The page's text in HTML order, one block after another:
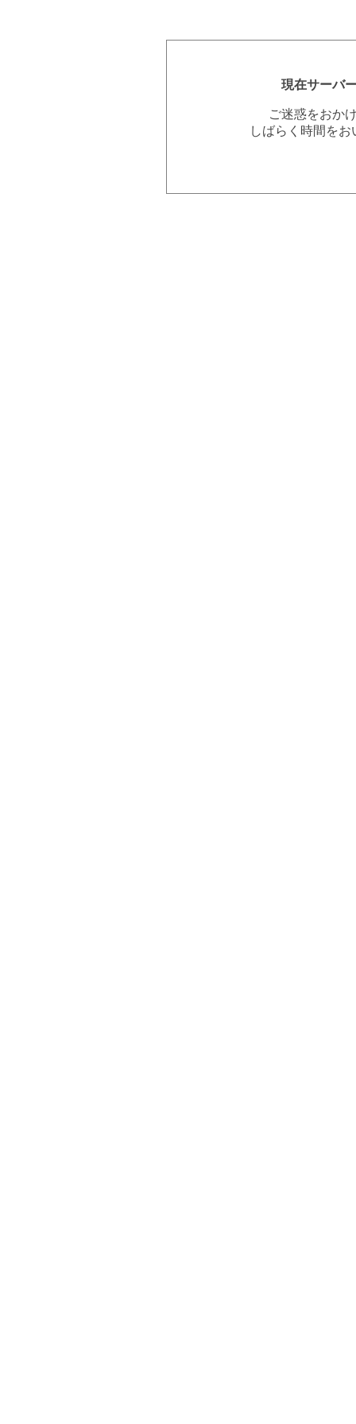
現在サーバ
ご迷惑をおか
しばらく時間を